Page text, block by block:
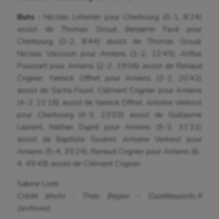
Sarbacane
Sauvetage sportif
Sport adapté
Sport santé
Sport-entreprise
Sport-santé
Ultimate frisbee
Buts :
Nicolas Leterrier pour Cherbourg (0-1, 8’24)
assist de Thomas Groud, Benjamin Favé pour
Cherbourg (0-2, 8’44) assist de Thomas Groud,
Nicolas Vacossin pour Amiens (1-2, 12’45), Arthur
Poussart pour Amiens (2-2, 19’06) assist de Renaud
Crignier, Yannick Offret pour Amiens (3-2, 20’42)
assist de Sacha Fouré, Clément Crignier pour Amiens
(4-2, 21’18) assist de Yannick Offret, Antoine Verkest
pour Cherbourg (4-3, 23’03) assist de Guillaume
Laurent, Nathan Dupré pour Amiens (5-3, 31’31)
assist de Baptiste Goubet, Antoine Verkest pour
Amiens (5-4, 35’24), Renaud Crignier pour Amiens (6-
4, 49’49) assist de Clément Crignier
Sabine Loeb
Crédit photo :
Théo Bégler – Gazettesports.fr
(archives)